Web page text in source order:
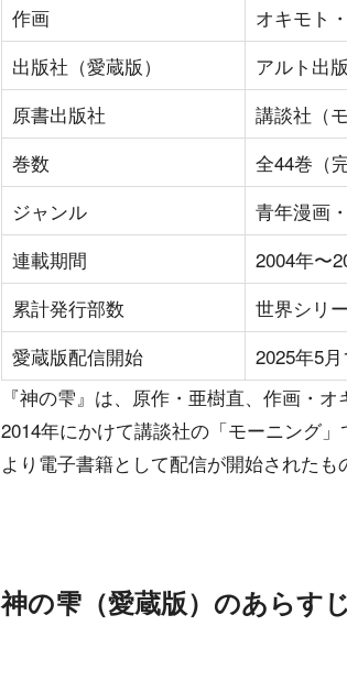
作画
オキモト
出版社（愛蔵版）
アルト出
原書出版社
講談社（
巻数
全44巻（
ジャンル
青年漫画
連載期間
2004年〜
累計発行部数
世界シリ
愛蔵版配信開始
2025年5月
『神の雫』は、原作・亜樹直、作画・
2014年にかけて講談社の「モーニング
より電子書籍として配信が開始された
神の雫（愛蔵版）のあらすじ